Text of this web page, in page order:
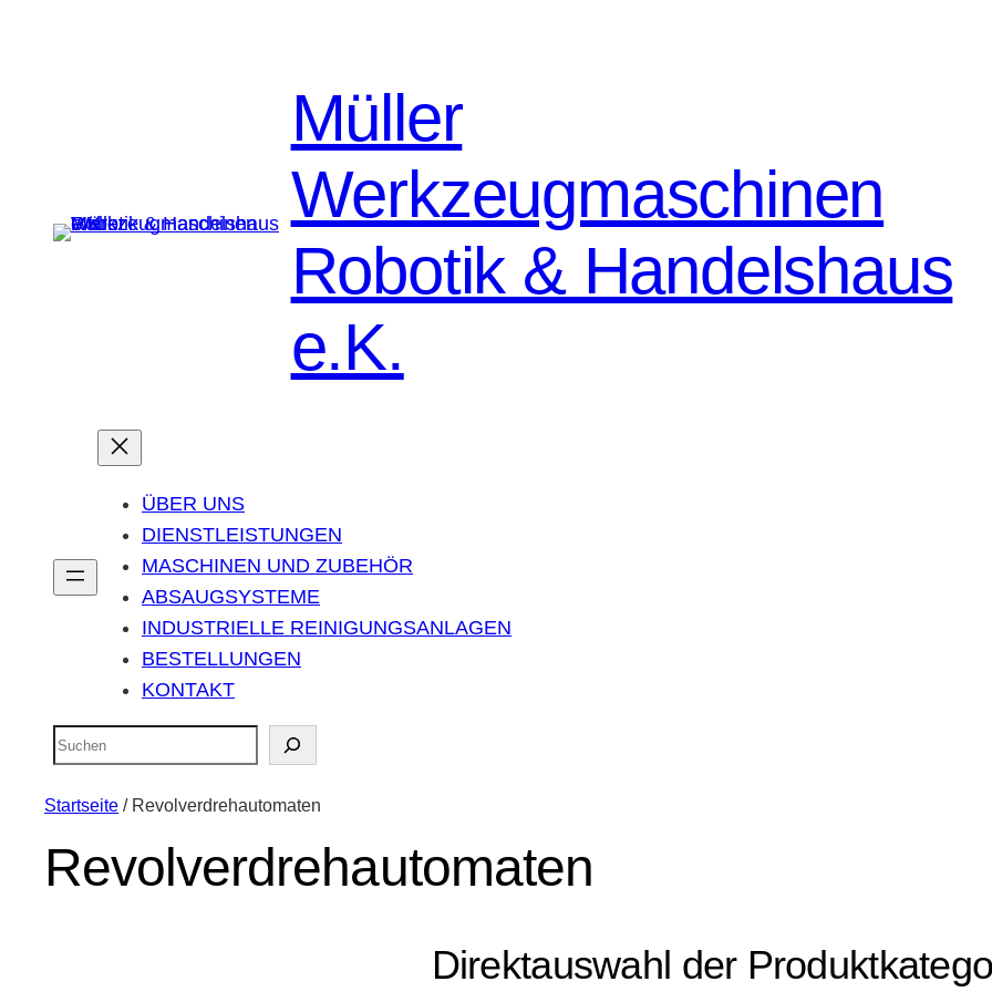
Müller
Werkzeugmaschinen
Robotik & Handelshaus
e.K.
ÜBER UNS
DIENSTLEISTUNGEN
MASCHINEN UND ZUBEHÖR
ABSAUGSYSTEME
INDUSTRIELLE REINIGUNGSANLAGEN
BESTELLUNGEN
KONTAKT
Suchen
Startseite / Revolverdrehautomaten
Revolverdrehautomaten
Direktauswahl der